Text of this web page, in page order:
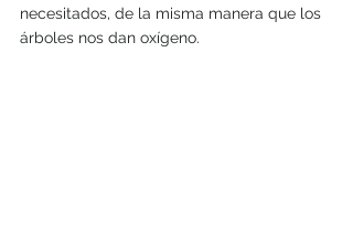
necesitados, de la misma manera que los
árboles nos dan oxígeno.